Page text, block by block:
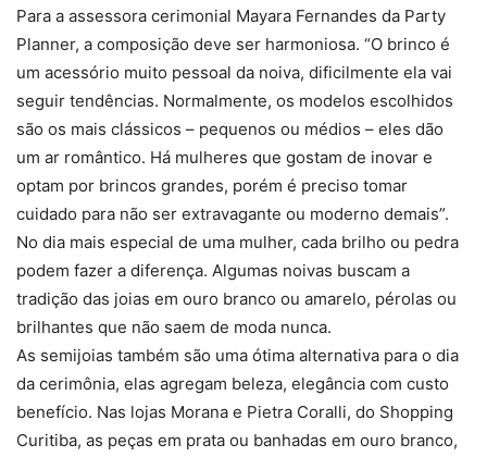
Para a assessora cerimonial Mayara Fernandes da Party
Planner, a composição deve ser harmoniosa. “O brinco é
um acessório muito pessoal da noiva, dificilmente ela vai
seguir tendências. Normalmente, os modelos escolhidos
são os mais clássicos – pequenos ou médios – eles dão
um ar romântico. Há mulheres que gostam de inovar e
optam por brincos grandes, porém é preciso tomar
cuidado para não ser extravagante ou moderno demais”.
No dia mais especial de uma mulher, cada brilho ou pedra
podem fazer a diferença. Algumas noivas buscam a
tradição das joias em ouro branco ou amarelo, pérolas ou
brilhantes que não saem de moda nunca.
As semijoias também são uma ótima alternativa para o dia
da cerimônia, elas agregam beleza, elegância com custo
benefício. Nas lojas Morana e Pietra Coralli, do Shopping
Curitiba, as peças em prata ou banhadas em ouro branco,